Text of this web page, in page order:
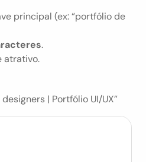
principal (ex: “portfólio de
.
atrativo.
| Portfólio UI/UX”